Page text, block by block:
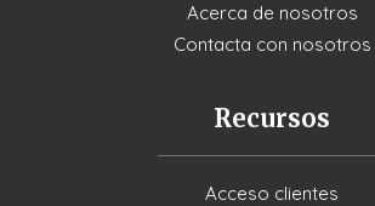
Acerca de nosotros
Contacta con nosotros
Recursos
Acceso clientes